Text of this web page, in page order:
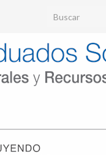
Search for: